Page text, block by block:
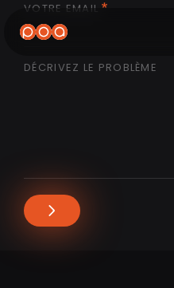
VOTRE EMAIL
DÉCRIVEZ LE PROBLÈME